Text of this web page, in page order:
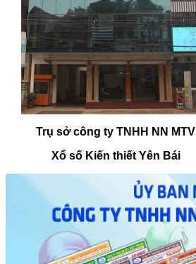
Trụ sở công ty TNHH NN MTV
Xổ số Kiến thiết Yên Bái